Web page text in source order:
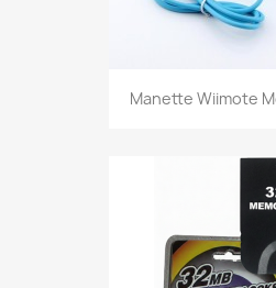
Manette Wiimote